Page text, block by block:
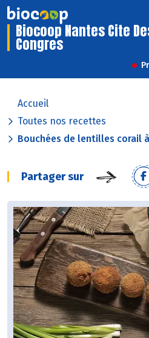
Biocoop Nantes Cite
Congres
Accueil
Toutes nos recettes
Bouchées de lentilles corail
Partager sur